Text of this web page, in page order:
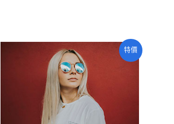
特價
£35.00。
前
價
格：
£28.00。